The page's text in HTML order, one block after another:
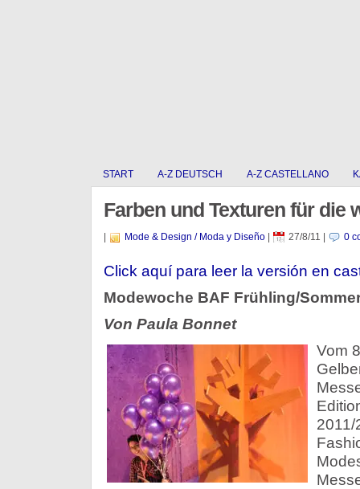
START A-Z DEUTSCH A-Z CASTELLANO
Farben und Texturen für die
Mode & Design / Moda y Diseño| 27/8/11 0
Click aquí para leer la versión en
Modewoche BAF Frühling/
Von Paula Bonnet
Vom
2011/